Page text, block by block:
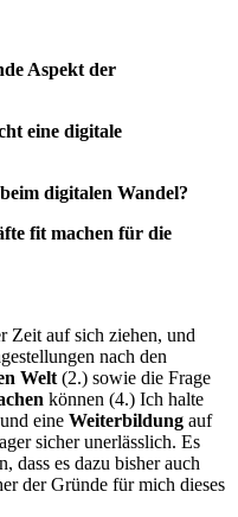
Aspekt der
eine digitale
digitalen Wandel?
fit machen für die
Zeit auf sich ziehen, und
nach den
Welt (2.) sowie die Frage
können (4.) Ich halte
eine Weiterbildung auf
sicher unerlässlich. Es
dass es dazu bisher auch
der Gründe für mich dieses